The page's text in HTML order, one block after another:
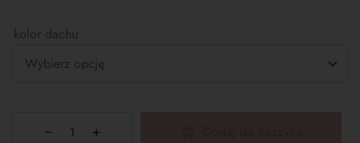
kolor dachu